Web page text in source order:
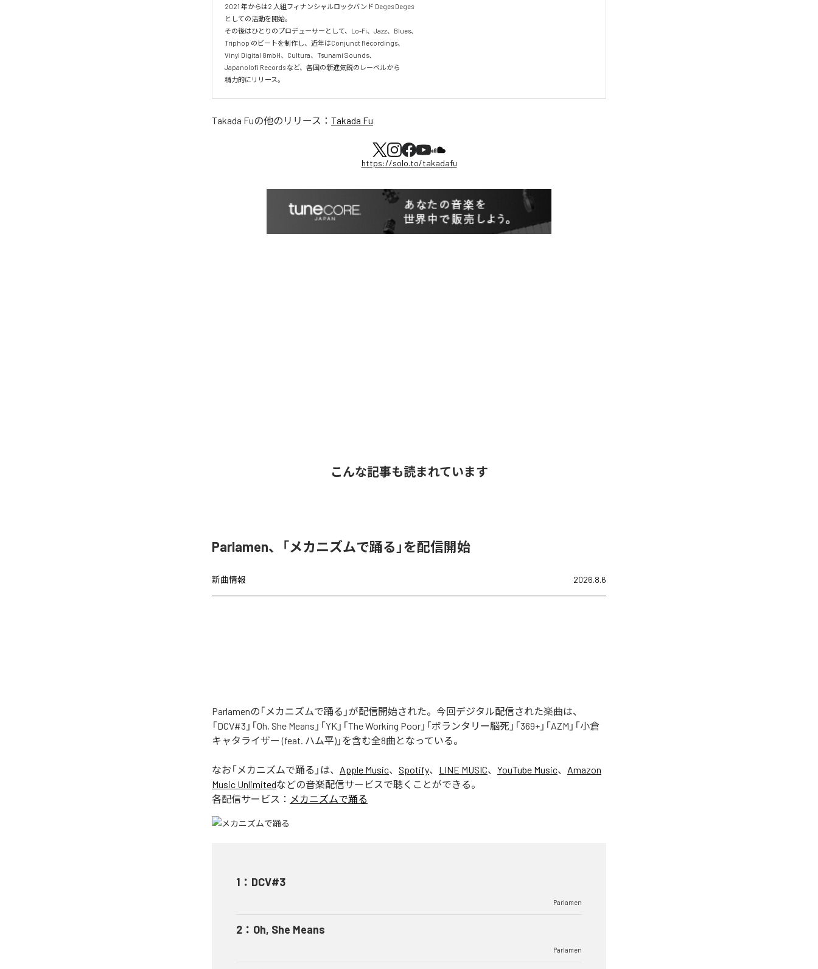
2021 年からは2 ⼈組フィナンシャルロックバンド Deges Deges
としての活動を開始。
その後はひとりのプロデューサーとして、Lo-Fi、Jazz、Blues、
Triphop のビートを制作し、近年はConjunct Recordings、
Vinyl Digital GmbH、Cultura、Tsunami Sounds、
Japanolofi Records など、各国の新進気鋭のレーベルから
精⼒的にリリース。
Takada Fuの他のリリース： Takada Fu
https://solo.to/takadafu
こんな記事も読まれています
Parlamen、「メカニズムで踊る」を配信開始
新曲情報 2026.8.6
Parlamenの「メカニズムで踊る」が配信開始された。今回デジタル配信された楽曲は、
「DCV#3」「Oh, She Means」「YK」「The Working Poor」「ボランタリー脳死」「369+」「AZM」「小倉
キャタライザー (feat. ハム平)」を含む全8曲となっている。
なお「 メカニズムで踊る 」は、 Apple Music、 Spotify、 LINE MUSIC、 YouTube Music、 Amazon
Music Unlimitedなどの音楽配信サービスで聴くことができる。
各配信サービス： メカニズムで踊る
1 ： DCV#3
Parlamen
2 ： Oh, She Means
Parlamen